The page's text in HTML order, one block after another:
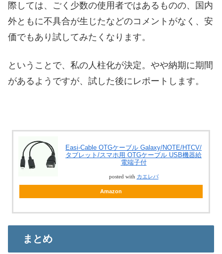
際しては、ごく少数の使用者ではあるものの、国内
外ともに不具合が生じたなどのコメントがなく、安
価でもあり試してみたくなります。
ということで、私の人柱化が決定。やや納期に期間
があるようですが、試した後にレポートします。
Easi-Cable OTGケーブル Galaxy/NOTE/HTCV/
タブレット/スマホ用 OTGケーブル USB機器給
電端子付
posted with カエレバ
Amazon
まとめ